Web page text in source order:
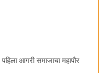
आगरी समाजाचा महापौर